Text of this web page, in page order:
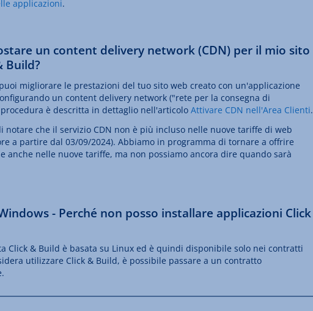
applicazioni.
un content delivery network (CDN) per il mio sito
Build?
migliorare le prestazioni del tuo sito web creato con un'applicazione
un content delivery network ("rete per la consegna di
è descritta in dettaglio nell'articolo Attivare CDN nell'Area Clienti.
notare che il servizio CDN non è più incluso nelle nuove tariffe di web
a partire dal 03/09/2024). Abbiamo in programma di tornare a offrire
anche nelle nuove tariffe, ma non possiamo ancora dire quando sarà
- Perché non posso installare applicazioni Click
Click & Build è basata su Linux ed è quindi disponibile solo nei contratti
utilizzare Click & Build, è possibile passare a un contratto